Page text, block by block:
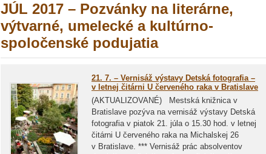
JÚL 2017 – Pozvánky na literárne,
výtvarné, umelecké a kultúrno-
spoločenské podujatia
21. 7. – Vernisáž výstavy Detská fotografia –
v letnej čitárni U červeného raka v Bratislave
(AKTUALIZOVANÉ) Mestská knižnica v
Bratislave pozýva na vernisáž výstavy Detská
fotografia v piatok 21. júla o 15.30 hod. v letnej
čitárni U červeného raka na Michalskej 26
v Bratislave. *** Vernisáž prác absolventov